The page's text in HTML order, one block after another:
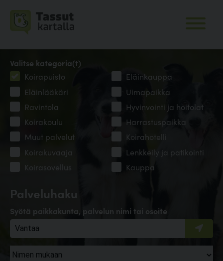
Palveluhaku
Syötä paikkakunta, palvelun nimi tai osoite
Valitse kategoria(t)
Koirapuisto
Eläinkauppa
Eläinlääkäri
Uimapaikka
Ravintola
Hyvinvointi ja hoitolat
Koirakoulu
Harrastuspaikka
Muut palvelut
Koirahotelli
Koirakuvaaja
Lenkkeily ja patikointi
Koirasovellus
Kauppa